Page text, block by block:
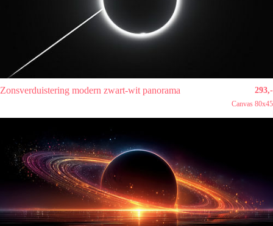
Zonsverduistering modern zwart-wit panorama 293,-
Canvas 80x45